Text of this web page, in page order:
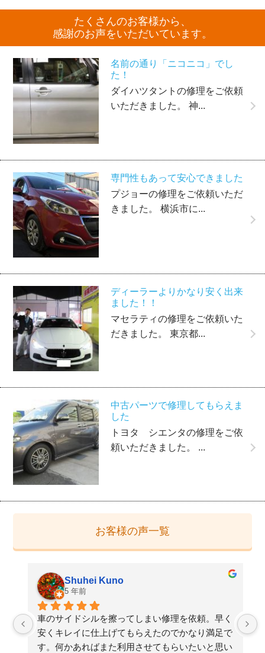
たくさんのお客様から、
感謝のお声をいただいています。
名前の通り「ニコニコ」でし
た！
ダイハツタントの修理をご依頼
いただきました。 神...
専門性もあって安心できました
プジョーの修理をご依頼いただ
きました。 横浜市に...
ディーラーよりかなり安く出来
ました！！
マセラティの修理をご依頼いた
だきました。 東京都...
中古パーツで修理してもらえま
した
トヨタ シエンタの修理をご依
頼いただきました。 ...
お客様の声一覧
Shuhei Kuno
5 年前
車のサイドシルを擦ってしまい修理を依頼。早く
安くキレイに仕上げてもらえたのでかなり満足で
す。何かあればまた利用させてもらいたいと思い